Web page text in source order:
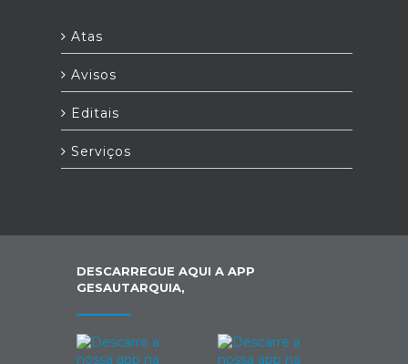
Atas
Avisos
Editais
Serviços
DESCARREGUE AQUI A APP
GESAUTARQUIA,